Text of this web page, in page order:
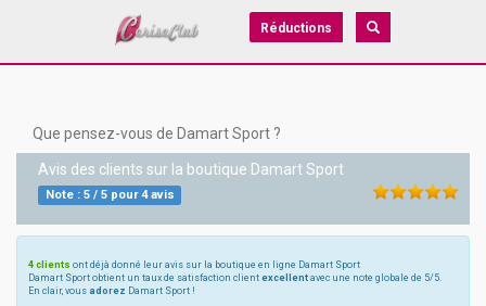
Réductions
Que pensez-vous de Damart Sport ?
Avis des clients sur la boutique Damart Sport
Note : 5/ 5pour4avis
4 clients ont déjà donné leur avis sur la boutique en ligne Damart Sport
Damart Sport obtient un taux de satisfaction client excellent avec une note globale de 5/5.
En clair, vous adorez Damart Sport !